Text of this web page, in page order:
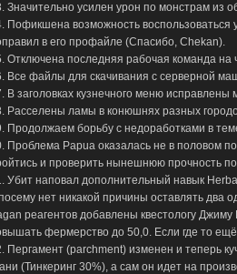
Значительно усилен урон по монстрам из
Пофикшена возможность воспользоваться
в его профайле (Спасибо, Chekan).
Отключена последняя рабочая команда
Все файлы для скачивания с серверной
В заголовках кузнечного меню
Расселены ламы в конюшнях разных
Продолжаем борьбу с недоработками в
Проблема Papua оказалась не в половом
и проверить нынешнюю прочность
Убит наповал дополнительный навык
нет никакой причины оставлять два
реагентов добавлены квестологу
фермерство до 50,0. Если где то
Пергамент (parchment) изменен и теперь
(Тинкеринг 30%), а сам он идет на